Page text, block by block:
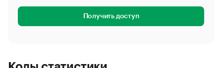
Получить доступ